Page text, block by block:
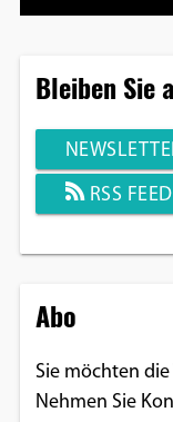
Bleiben Sie
RSS FEED
Abo
Sie möchten
Nehmen Sie